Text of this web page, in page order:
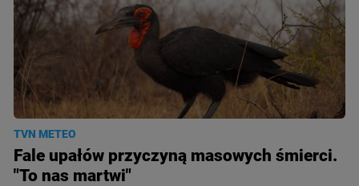
TVN METEO
Fale upałów przyczyną masowych śmierci.
"To nas martwi"